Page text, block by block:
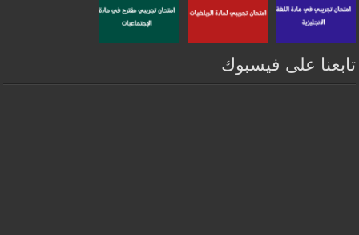
تابعنا على فيسبوك